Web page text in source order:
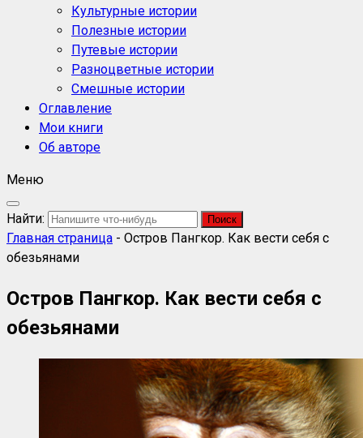
Культурные истории
Полезные истории
Путевые истории
Разноцветные истории
Смешные истории
Оглавление
Мои книги
Об авторе
Меню
Найти:
Главная страница - Остров Пангкор. Как вести себя с
обезьянами
Остров Пангкор. Как вести себя с
обезьянами